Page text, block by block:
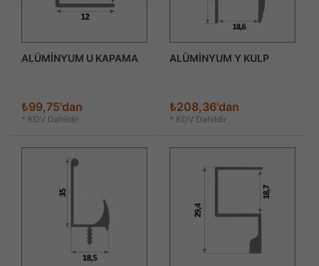
ALÜMİNYUM U KAPAMA
₺99,75'dan
* KDV Dahildir
ALÜMİNYUM Y KULP
₺208,36'dan
* KDV Dahildir